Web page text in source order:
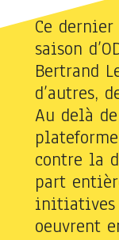
Ce
saison
Bertrand
d’autres,
Au delà
contre la
part
initiatives
oeuvrent